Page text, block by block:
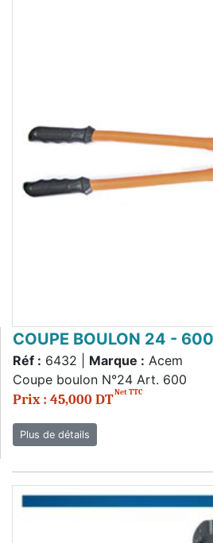
COUPE BOULON 24 -
Réf : 6432 | Marque : Acem
Coupe boulon N°24 Art. 600
Prix : 45,000 DTNet TTC
Plus de détails